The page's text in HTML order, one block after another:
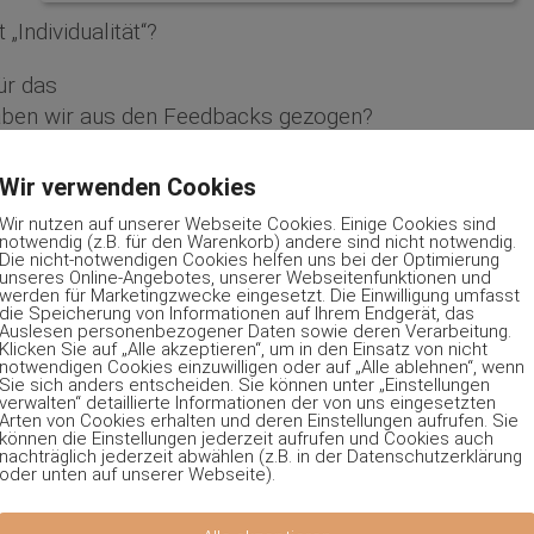
das
wir aus den Feedbacks gezogen?
auf Vollständigkeit so wichtig?
das Seminarpaket?
Helmut und Hermine
gab es mit der Technik?
Seminar?
Michael und Ewald
Vermögensaufbau mit
Wir verwenden Cookies
Wir nutzen auf unserer Webseite Cookies. Einige Cookies sind
notwendig (z.B. für den Warenkorb) andere sind nicht notwendig.
Die nicht-notwendigen Cookies helfen uns bei der Optimierung
unseres Online-Angebotes, unserer Webseitenfunktionen und
werden für Marketingzwecke eingesetzt. Die Einwilligung umfasst
die Speicherung von Informationen auf Ihrem Endgerät, das
Auslesen personenbezogener Daten sowie deren Verarbeitung.
Klicken Sie auf „Alle akzeptieren“, um in den Einsatz von nicht
notwendigen Cookies einzuwilligen oder auf „Alle ablehnen“, wenn
Sie sich anders entscheiden. Sie können unter „Einstellungen
verwalten“ detaillierte Informationen der von uns eingesetzten
Arten von Cookies erhalten und deren Einstellungen aufrufen. Sie
können die Einstellungen jederzeit aufrufen und Cookies auch
nachträglich jederzeit abwählen (z.B. in der Datenschutzerklärung
oder unten auf unserer Webseite).